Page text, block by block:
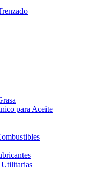
para Aceite